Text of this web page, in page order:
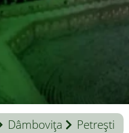
Dâmboviţa Petrești